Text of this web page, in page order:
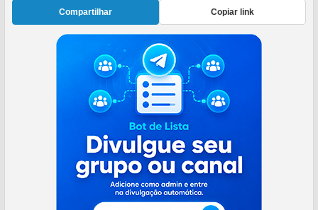
Compartilhar Copiar link